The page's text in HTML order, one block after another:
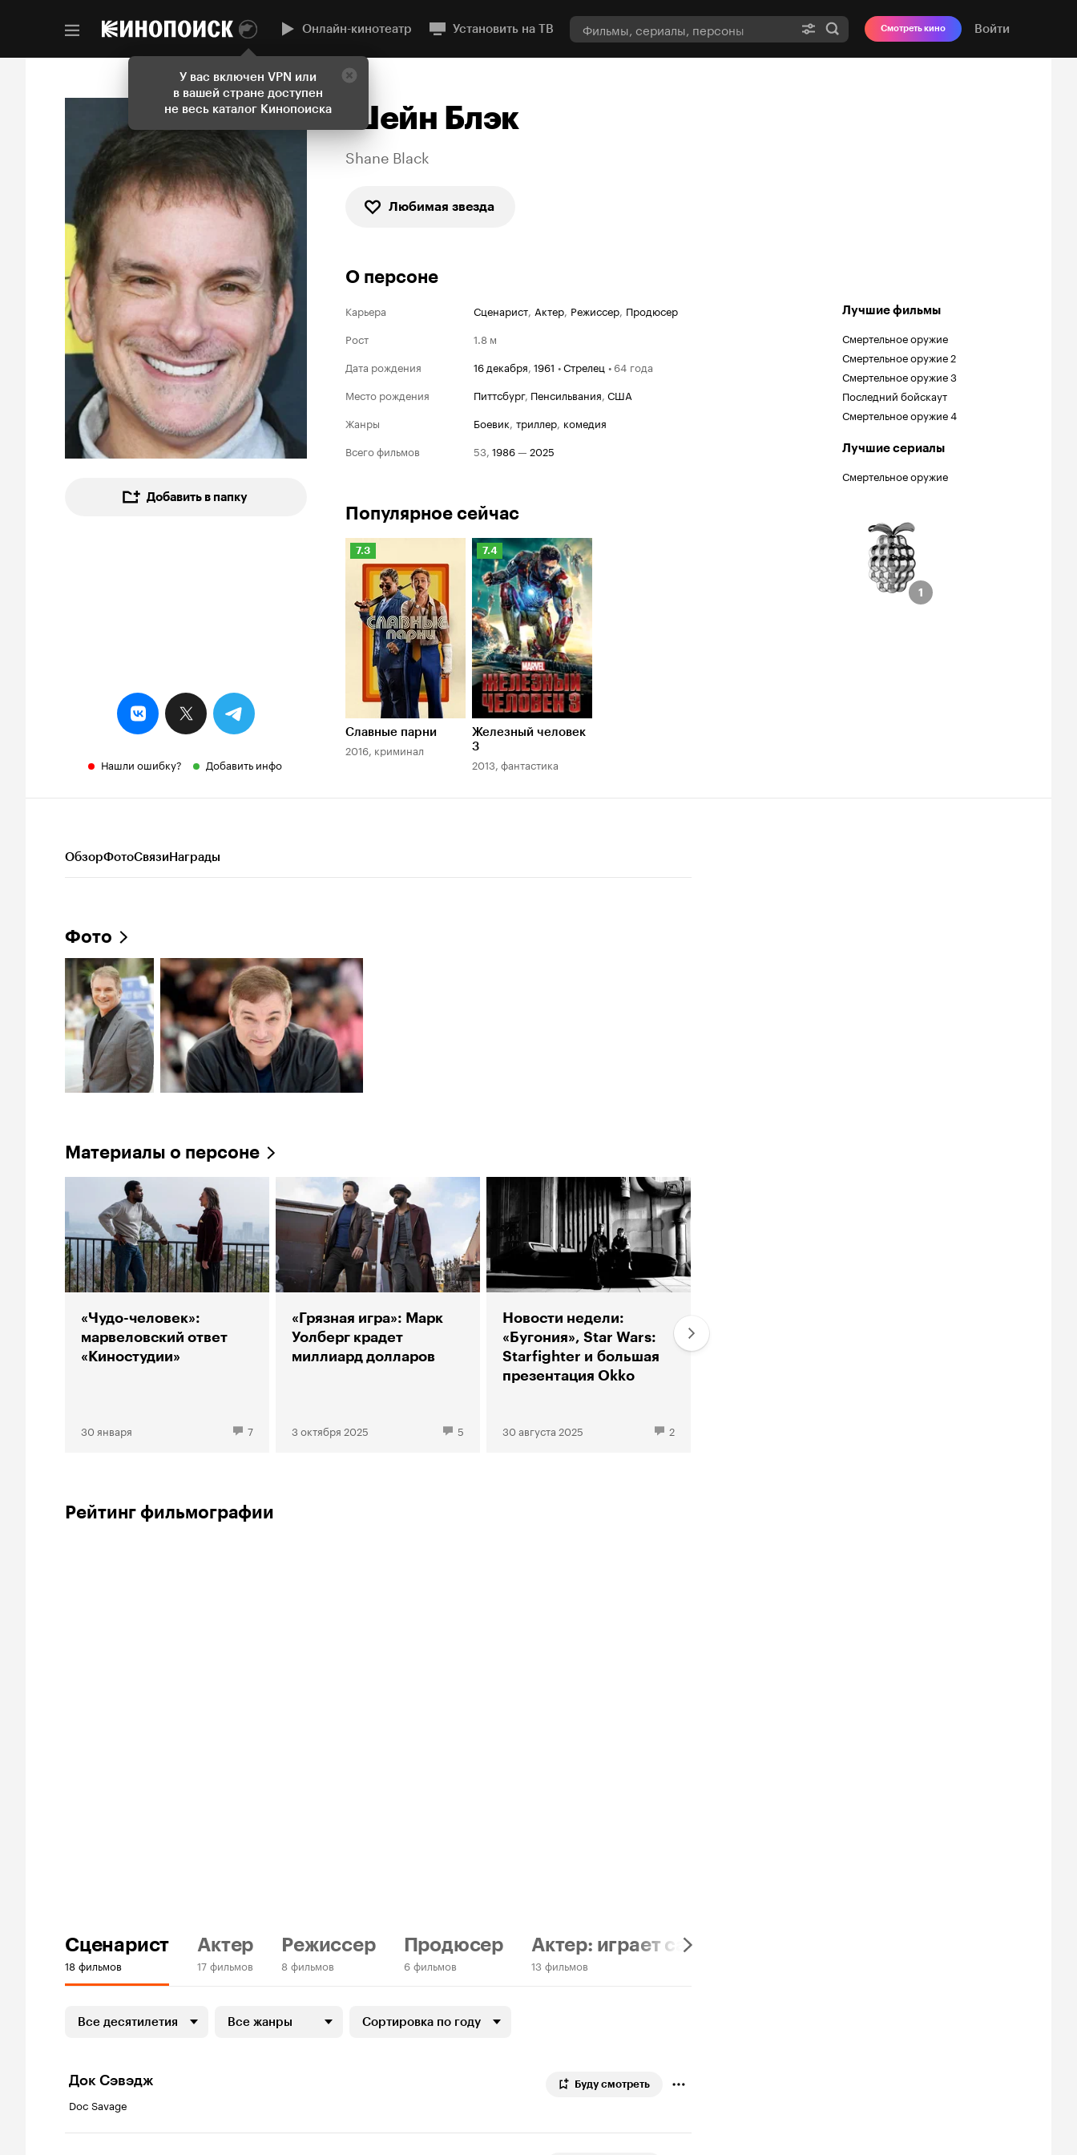
У вас включен VPN или
в вашей стране доступен
не весь каталог Кинопоиска
Онлайн-кинотеатр Установить на ТВ Смотреть кино Войти
Добавить в папку
Нашли ошибку? Добавить инфо
Шейн Блэк
Shane Black
Любимая звезда
О персоне
Карьера Сценарист, Актер, Режиссер, Продюсер
Рост
1.8 м
Дата рождения
16 декабря, 1961 •Стрелец • 64 года
Место рождения
Питтсбург, Пенсильвания, США
Жанры
боевик, триллер, комедия
Всего фильмов
53, 1986— 2025
Лучшие фильмы
Смертельное оружие
Смертельное оружие 2
Смертельное оружие 3
Последний бойскаут
Смертельное оружие 4
Лучшие сериалы
Смертельное оружие
1
1
Популярное сейчас
Рейтинг
Кинопоиска
7.3
Славные парни
2016, криминал
Рейтинг
Кинопоиска
7.4
7.4
Железный человек
3
2013, фантастика
ОбзорФотоСвязиНаграды
Фото
Материалы о персоне
«Чудо-человек»:
марвеловский ответ
«Киностудии»
30 января 7
«Грязная игра»: Марк
Уолберг крадет
миллиард долларов
3 октября 2025 5
Новости недели:
«Бугония», Star Wars:
Starfighter и большая
презентация Okko
30 августа 2025 2
Рейтинг фильмографии
Сценарист
18 фильмов
Актер
17 фильмов
Режиссер
8 фильмов
Продюсер
6 фильмов
Актер: играет самого себя
13 фильмов
Все десятилетия Все жанры Сортировка по году
Док Сэвэдж
Doc Savage
Буду смотреть